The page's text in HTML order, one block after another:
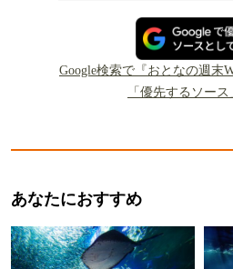
Google検索で『おとなの週末
「優先するソース
あなたにおすすめ